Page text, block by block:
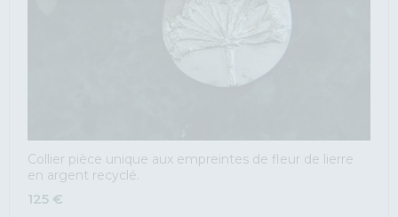
Collier pièce unique aux empreintes de fleur de lierre
en argent recyclé.
125 €